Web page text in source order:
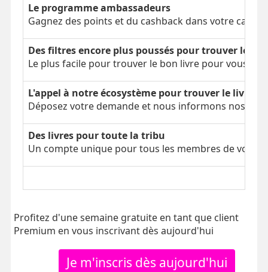
Le programme ambassadeurs
Gagnez des points et du cashback dans votre
Des filtres encore plus poussés pour trouver le
Le plus facile pour trouver le bon livre pour vous
L'appel à notre écosystème pour trouver le livre
Déposez votre demande et nous informons nos
Des livres pour toute la tribu
Un compte unique pour tous les membres de votre
Profitez d'une semaine gratuite en tant que client
Premium en vous inscrivant dès aujourd'hui
Je m'inscris dès aujourd'hui